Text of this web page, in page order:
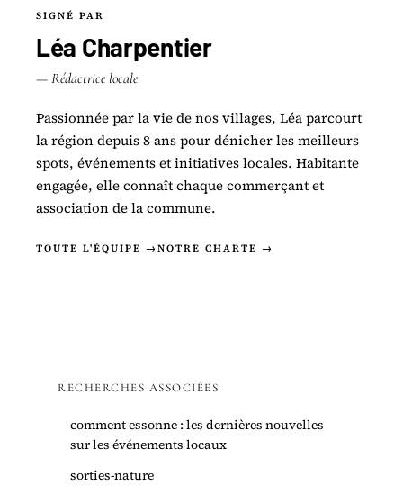
SIGNÉ PAR
Léa Charpentier
— Rédactrice locale
Passionnée par la vie de nos villages, Léa parcourt
la région depuis 8 ans pour dénicher les meilleurs
spots, événements et initiatives locales. Habitante
engagée, elle connaît chaque commerçant et
association de la commune.
TOUTE L'ÉQUIPE → NOTRE CHARTE →
RECHERCHES ASSOCIÉES
comment essonne : les dernières nouvelles
sur les événements locaux
sorties-nature